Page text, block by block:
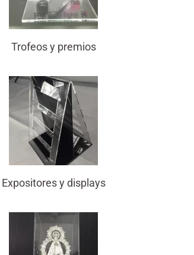
Trofeos y premios
Expositores y displays